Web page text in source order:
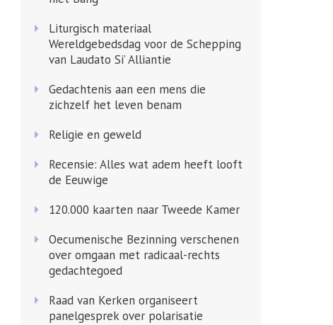
Liturgisch materiaal
Wereldgebedsdag voor de Schepping
van Laudato Si’ Alliantie
Gedachtenis aan een mens die
zichzelf het leven benam
Religie en geweld
Recensie: Alles wat adem heeft looft
de Eeuwige
120.000 kaarten naar Tweede Kamer
Oecumenische Bezinning verschenen
over omgaan met radicaal-rechts
gedachtegoed
Raad van Kerken organiseert
panelgesprek over polarisatie